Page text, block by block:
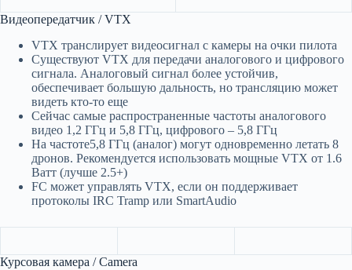
Видеопередатчик / VTX
VTX транслирует видеосигнал с камеры на очки пилота
Существуют VTX для передачи аналогового и цифрового
сигнала. Аналоговый сигнал более устойчив,
обеспечивает большую дальность, но трансляцию может
видеть кто-то еще
Сейчас самые распространенные частоты аналогового
видео 1,2 ГГц и 5,8 ГГц, цифрового – 5,8 ГГц
На частоте5,8 ГГц (аналог) могут одновременно летать 8
дронов. Рекомендуется использовать мощные VTX от 1.6
Ватт (лучше 2.5+)
FC может управлять VTX, если он поддерживает
протоколы IRC Tramp или SmartAudio
Курсовая камера / Camera